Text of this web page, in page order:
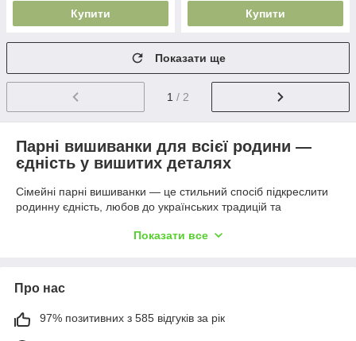
Купити Купити
Показати ще
1 / 2
Парні вишиванки для всієї родини —
єдність у вишитих деталях
Сімейні парні вишиванки — це стильний спосіб підкреслити
родинну єдність, любов до українських традицій та
весіль, тематичних подій або подарунку. У нашому каталозі
елементами.
Показати все
Про нас
97% позитивних з 585 відгуків за рік